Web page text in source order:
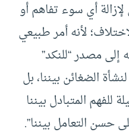
لإزالة أي سوء تفاهم أو
لأنه أمر طبيعي
إلى مصدر “للنكد”
الضغائن بيننا، بل
المتبادل بيننا
حسن التعامل بيننا”.